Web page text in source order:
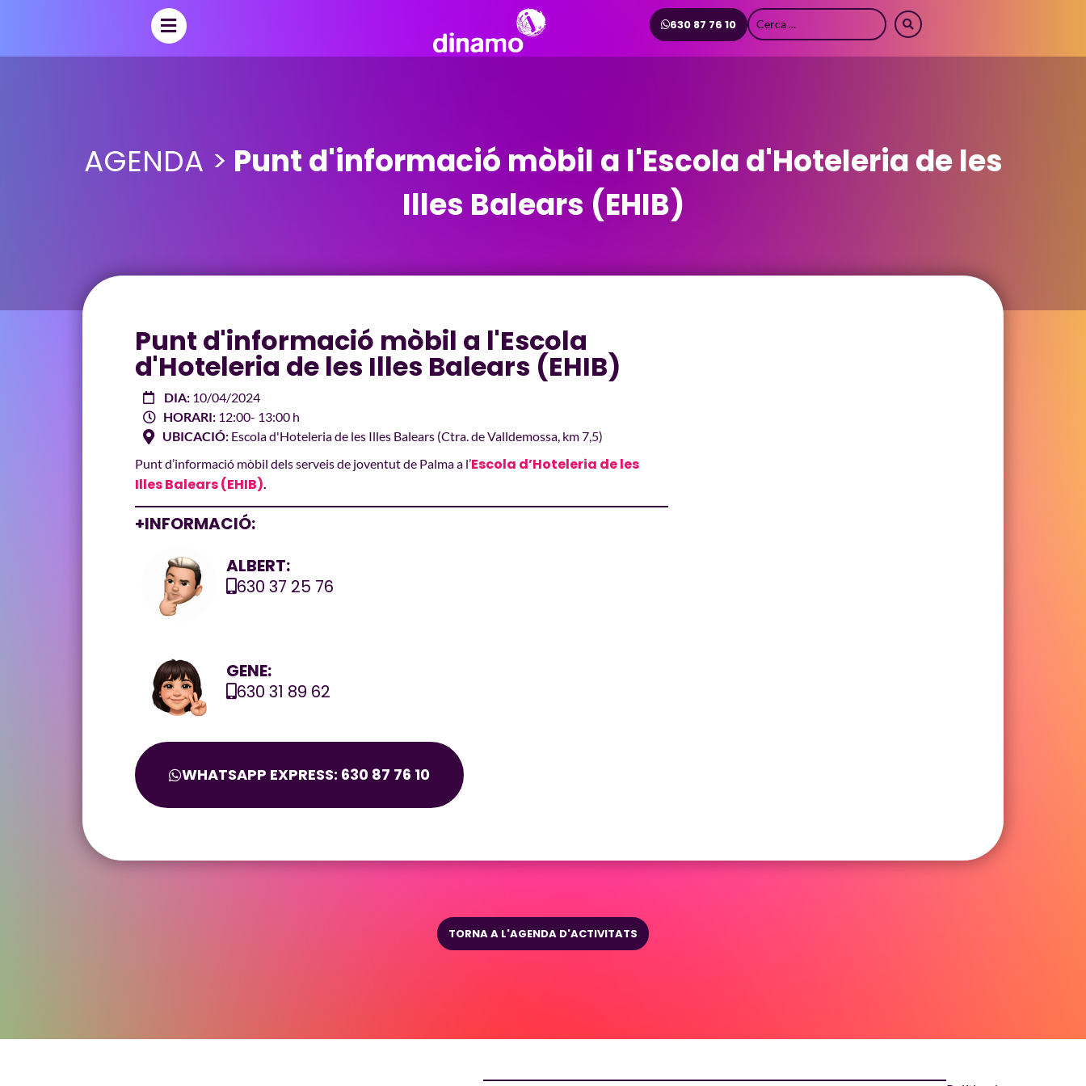
630 87 76 10
AGENDA > Punt d'informació mòbil a l'Escola d'Hoteleria de les
Illes Balears (EHIB)
Punt d'informació mòbil a l'Escola
d'Hoteleria de les Illes Balears (EHIB)
DIA: 10/04/2024
HORARI: 12:00- 13:00 h
UBICACIÓ: Escola d'Hoteleria de les Illes Balears (Ctra. de Valldemossa, km 7,5)
Punt d’informació mòbil dels serveis de joventut de Palma a l’Escola d’Hoteleria de les
Illes Balears (EHIB).
+INFORMACIÓ:
ALBERT:
630 37 25 76
GENE:
630 31 89 62
WHATSAPP EXPRESS: 630 87 76 10
TORNA A L'AGENDA D'ACTIVITATS